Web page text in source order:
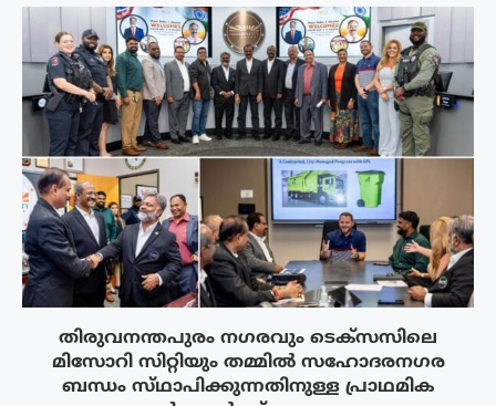
തിരുവനന്തപുരം നഗരവും ടെക്‌സസിലെ
മിസോറി സിറ്റിയും തമ്മിൽ സഹോദരനഗര
ബന്ധം സ്‌ഥാപിക്കുന്നതിനുള്ള പ്രാഥമിക